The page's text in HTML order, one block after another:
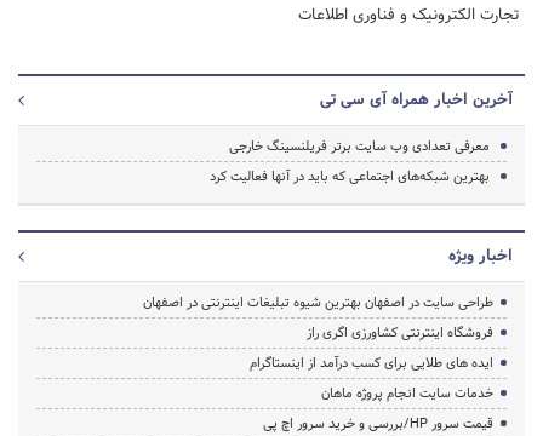
تجارت الکترونیک و فناوری اطلاعات
آخرین اخبار همراه آی سی تی
معرفی تعدادی وب سایت برتر فریلنسینگ خارجی
بهترین شبکه‌های اجتماعی که باید در آنها فعالیت کرد
اخبار ویژه
طراحی سایت در اصفهان بهترین شیوه تبلیغات اینترنتی در اصفهان
فروشگاه اینترنتی کشاورزی اگری راز
ایده های طلایی برای کسب درآمد از اینستاگرام
خدمات سایت انجام پروژه ماهان
قیمت سرور HP/بررسی و خرید سرور اچ پی